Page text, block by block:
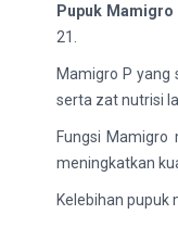
Pupuk Mamigro
21.
Mamigro P
serta zat nutrisi
Fungsi
meningkatkan
Kelebihan